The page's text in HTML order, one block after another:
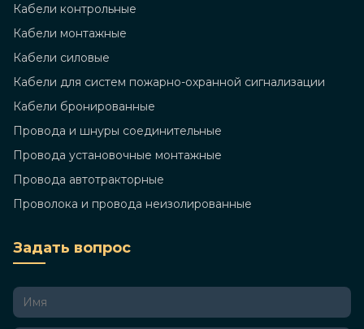
Кабели контрольные
Кабели монтажные
Кабели силовые
Кабели для систем пожарно-охранной сигнализации
Кабели бронированные
Провода и шнуры соединительные
Провода установочные монтажные
Провода автотракторные
Проволока и провода неизолированные
Задать вопрос